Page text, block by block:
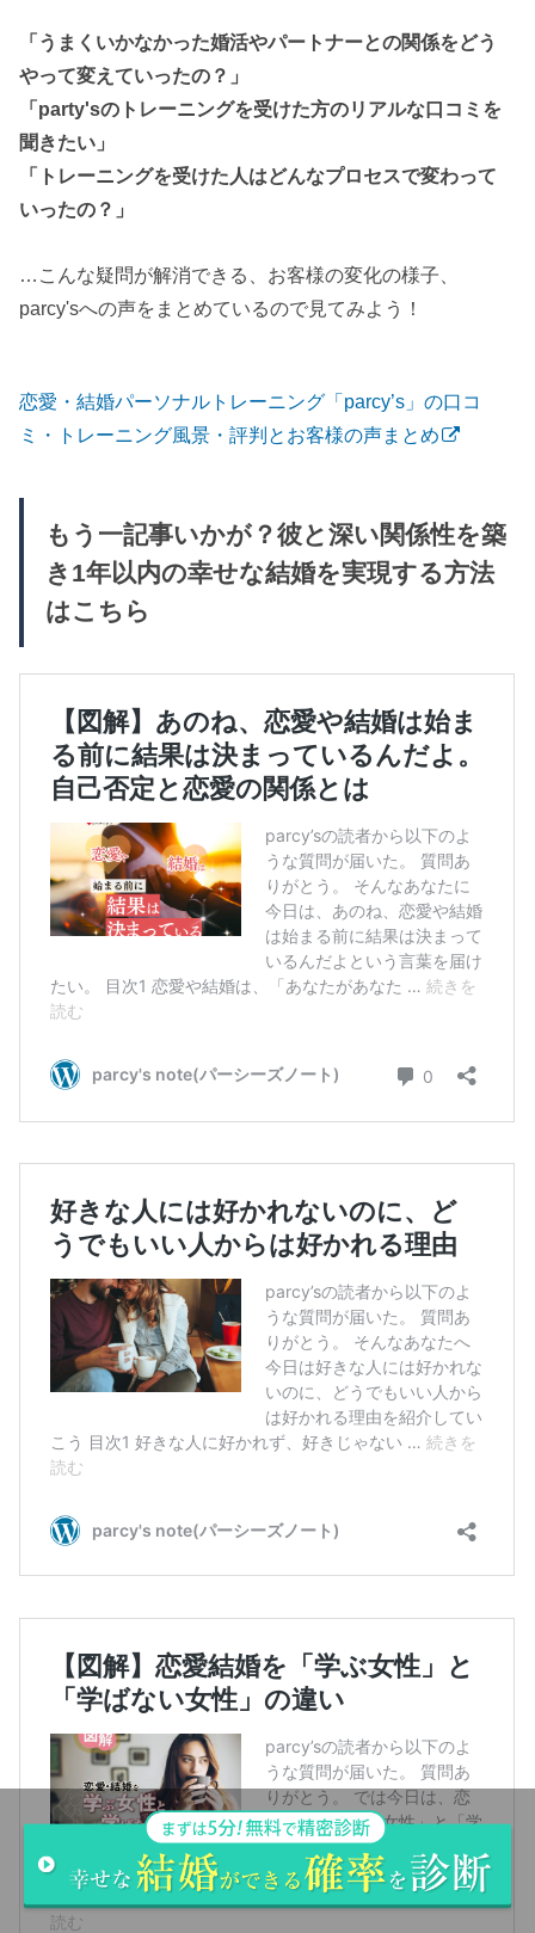
「うまくいかなかった婚活やパートナーとの関係をどう
やって変えていったの？」
「party'sのトレーニングを受けた方のリアルな口コミを
聞きたい」
「トレーニングを受けた人はどんなプロセスで変わって
いったの？」
…こんな疑問が解消できる、お客様の変化の様子、
parcy'sへの声をまとめているので見てみよう！
恋愛・結婚パーソナルトレーニング「parcy’s」の口コ
ミ・トレーニング風景・評判とお客様の声まとめ
もう一記事いかが？彼と深い関係性を築
き1年以内の幸せな結婚を実現する方法
はこちら